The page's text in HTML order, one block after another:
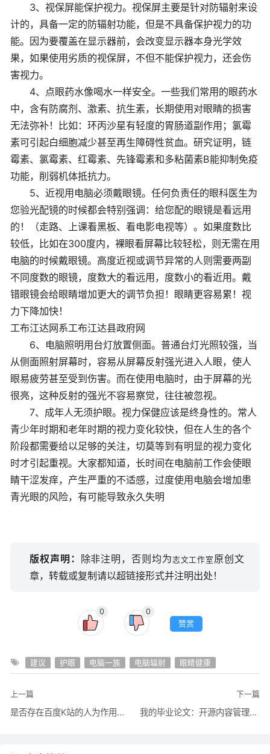
3、视保屏能保护视力。视保屏主要是针对防辐射来设
计的，具备一定的防辐射功能，但是不具备保护视力的功
能。因为要覆盖在显示器前，会改变显示器本身光学效
果，如果使用劣质的视保屏，不但不能保护视力，还会伤
害视力。
4、点眼药水像喝水一样安全。一些我们常用的眼药水
中，含有防腐剂、激素、抗生素，长期使用对眼睛的损害
无法弥补！比如：环丙沙星有轻度的胃肠道副作用；氯霉
素可引起白细胞减少甚至再生障碍性贫血。研究证明，链
霉素、氯霉素、红霉素、先锋霉素和多粘菌素B能抑制免疫
功能，削弱机体抵抗力。
5、近视用电脑必须戴眼镜。任何负责任的眼科医生为
您验光配镜的时候都会特别强调：给您配的眼镜是看远用
的！（走路、上课看黑板、看电影电视等）。如果度数比
较低，比如在300度内，裸眼看屏幕比较轻松，则无需在用
电脑的时候戴眼镜。高度近视或调节异常的人则需要两副
不同度数的眼镜，度数大的看远用，度数小的看近用。戴
错眼镜会给眼睛增加更大的调节负担！眼睛更容易累！视
力下降加快！
工布江达网系工布江达县政府网
6、电脑照明用台灯放置侧面。普通台灯光照较强，当
从侧面照射屏幕时，容易从屏幕反射强光进入人眼，使人
眼易疲劳甚至受到伤害。而在使用电脑时，由于屏幕的光
很亮，这种反射的强光不容易察觉，往往被忽视。
7、成年人无须护眼。视力保健应该是终身性的。常人
青少年时期和老年时期的视力变化较快，但在人生的各个
阶段都需要给以足够的关注，切莫等到有明显的视力变化
时才引起重视。大家都知道，长时间在电脑前工作会使眼
睛干涩发痒，产生严重的不适感，过度使用电脑会增加患
青光眼的风险，有可能导致永久失明
版权声明： 除非注明，否则均为志文工作室 原创文
章，转载或复制请以超链接形式并注明出处！
0
0
赞赏
建议 护眼 电脑一族 电脑辐射 眼睛健康
上一篇
是否存在百度K站的人为作用？当网站被百度拔毛的无奈
下一篇
我的毕业论文：开源内容管理系统（cms）在网站建设中的应用优势